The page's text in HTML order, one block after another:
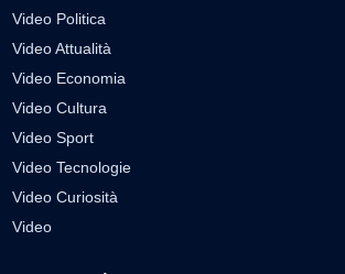
Video Politica
Video Attualità
Video Economia
Video Cultura
Video Sport
Video Tecnologie
Video Curiosità
Video